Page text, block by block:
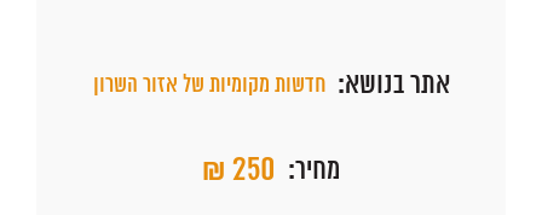
אתר בנושא: חדשות מקומיות של אזור השרון
מחיר: ₪ 250